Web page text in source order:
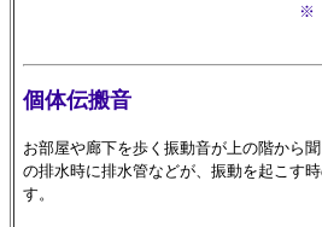
※
個体伝搬音
お部屋や廊下を歩く振動音が上の階から
の排水時に排水管などが、振動を起こす
す。